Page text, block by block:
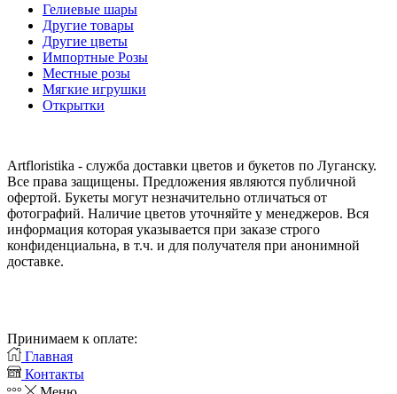
Гелиевые шары
Другие товары
Другие цветы
Импортные Розы
Местные розы
Мягкие игрушки
Открытки
Artfloristika - служба доставки цветов и букетов по Луганску.
Все права защищены. Предложения являются публичной
офертой. Букеты могут незначительно отличаться от
фотографий. Наличие цветов уточняйте у менеджеров. Вся
информация которая указывается при заказе строго
конфиденциальна, в т.ч. и для получателя при анонимной
доставке.
Принимаем к оплате:
Главная
Контакты